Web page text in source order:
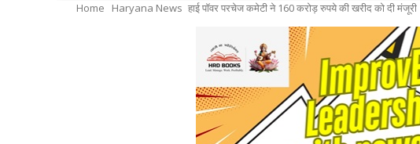
Home Haryana News हाई पॉवर परचेज कमेटी ने 160 करोड़ रुपये की खरीद को दी मंजूरी